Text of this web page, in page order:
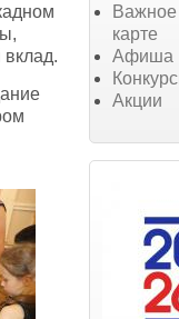
карте
Афиша
Акции